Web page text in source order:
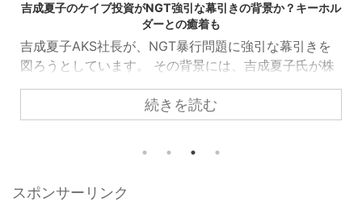
秋元康は本当にAKSと関係ないのか？組織遍歴と外された理由
や時期を調査
山口真帆さんが、秋元康氏に対して「秋元氏はAKSの
トップではない」「NGT暴行問題にしたいして何も報
告されない」と語り、秋元氏はすでにAKS幹部の座か
ら降りていることが発覚しました。 メールでは「私
も秋元さんがトップだと思ってたし、助けてください
だ。びっくりだよね…昔のＡＫＢとは組織も人も違う
続きを読む
スポンサーリンク